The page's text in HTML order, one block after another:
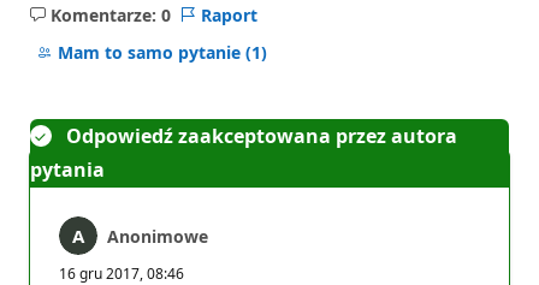
Komentarze: 0
Brak
komentarzy
Raport
Mam to samo pytanie (1)
Odpowiedź zaakceptowana przez autora
pytania
Anonimowe
16 gru 2017, 08:46